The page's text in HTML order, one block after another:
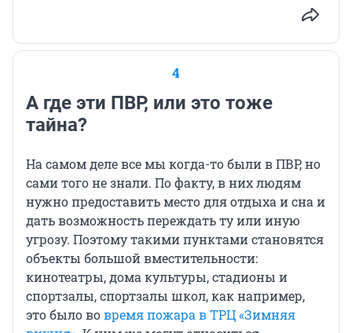
4
А где эти ПВР, или это тоже
тайна?
На самом деле все мы когда-то были в ПВР, но
сами того не знали. По факту, в них людям
нужно предоставить место для отдыха и сна и
дать возможность переждать ту или иную
угрозу. Поэтому такими пунктами становятся
объекты большой вместительности:
кинотеатры, дома культуры, стадионы и
спортзалы, спортзалы школ, как например,
это было вовремя пожара в ТРЦ «Зимняя